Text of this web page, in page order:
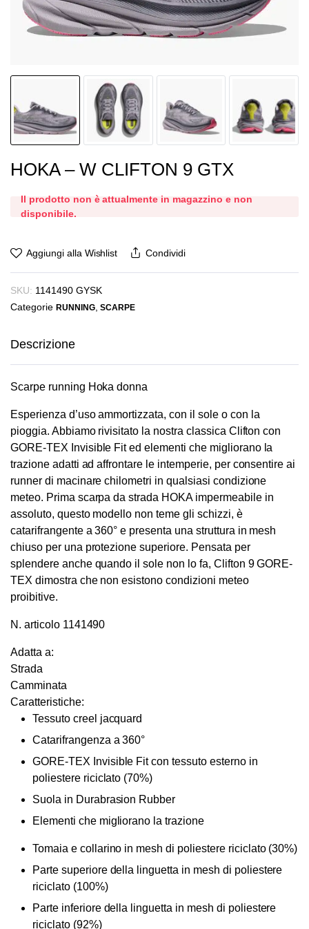
HOKA – W CLIFTON 9 GTX
Il prodotto non è attualmente in magazzino e non
disponibile.
Aggiungi alla Wishlist Condividi
SKU: 1141490 GYSK
Categorie RUNNING,SCARPE
Descrizione
Scarpe running Hoka donna
Esperienza d’uso ammortizzata, con il sole o con la
pioggia. Abbiamo rivisitato la nostra classica Clifton con
GORE-TEX Invisible Fit ed elementi che migliorano la
trazione adatti ad affrontare le intemperie, per consentire ai
runner di macinare chilometri in qualsiasi condizione
meteo. Prima scarpa da strada HOKA impermeabile in
assoluto, questo modello non teme gli schizzi, è
catarifrangente a 360° e presenta una struttura in mesh
chiuso per una protezione superiore. Pensata per
splendere anche quando il sole non lo fa, Clifton 9 GORE-
TEX dimostra che non esistono condizioni meteo
proibitive.
N. articolo 1141490
Adatta a:
Strada
Camminata
Caratteristiche:
Tessuto creel jacquard
Catarifrangenza a 360°
GORE-TEX Invisible Fit con tessuto esterno in
poliestere riciclato (70%)
Suola in Durabrasion Rubber
Elementi che migliorano la trazione
Tomaia e collarino in mesh di poliestere riciclato (30%)
Parte superiore della linguetta in mesh di poliestere
riciclato (100%)
Parte inferiore della linguetta in mesh di poliestere
riciclato (92%)